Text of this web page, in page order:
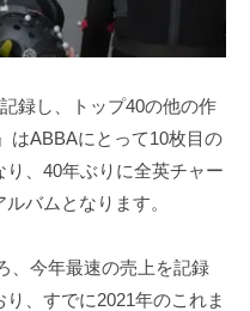
録し、トップ40の他の作
はABBAにとって10枚目の
、40年ぶりに全英チャー
バムとなります。
、今年最速の売上を記録
、すでに2021年のこれま